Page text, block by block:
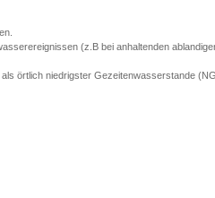
(z.B bei anhaltenden
örtlich niedrigster Gezeitenwasserstande